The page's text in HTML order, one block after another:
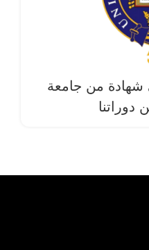
من جامعة